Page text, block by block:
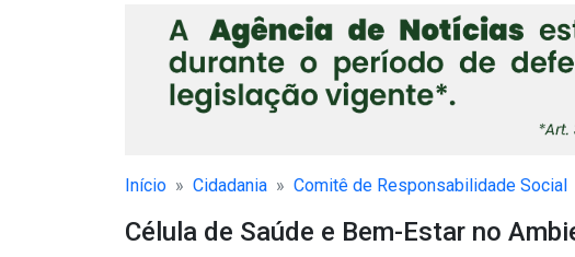
Início Cidadania Comitê de Responsabilidade Social
Célula de Saúde e Bem-Estar no